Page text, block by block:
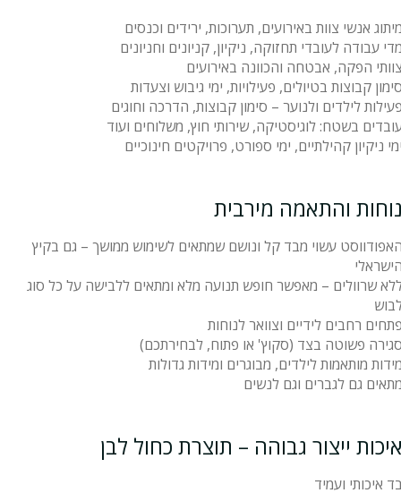
אנשי צוות באירועים, תערוכות, ירידים וכנסים
עבודה לעובדי תחזוקה, ניקיון, קניונים וחניונים
הפקה, אבטחה והכוונה באירועים
קבוצות בטיולים, פעילויות, ימי גיבוש וצעדות
לילדים ולנוער – סימון קבוצות, הדרכה וחוגים
בשטח: לוגיסטיקה, שירותי חוץ, משלוחים ועוד
ניקיון קהילתיים, ימי ספורט, פרויקטים חינוכיים
והתאמה מירבית
עשוי מבד קל ונושם שמתאים לשימוש ממושך – גם בקיץ
שרוולים – מאפשר חופש תנועה מלא ומתאים ללבישה על כל סוג
רחבים לידיים וצוואר לנוחות
פשוטה בצד (סקוץ' או פתוח, לבחירתכם)
מותאמות לילדים, מבוגרים ומידות גדולות
גם לגברים וגם לנשים
ייצור גבוהה – תוצרת כחול לבן
איכותי ועמיד